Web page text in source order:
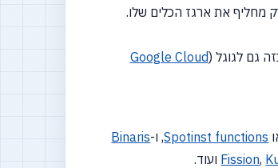
(
Google Cloud
Spotinst functions, ו-Binaris
Fission,
ועוד.